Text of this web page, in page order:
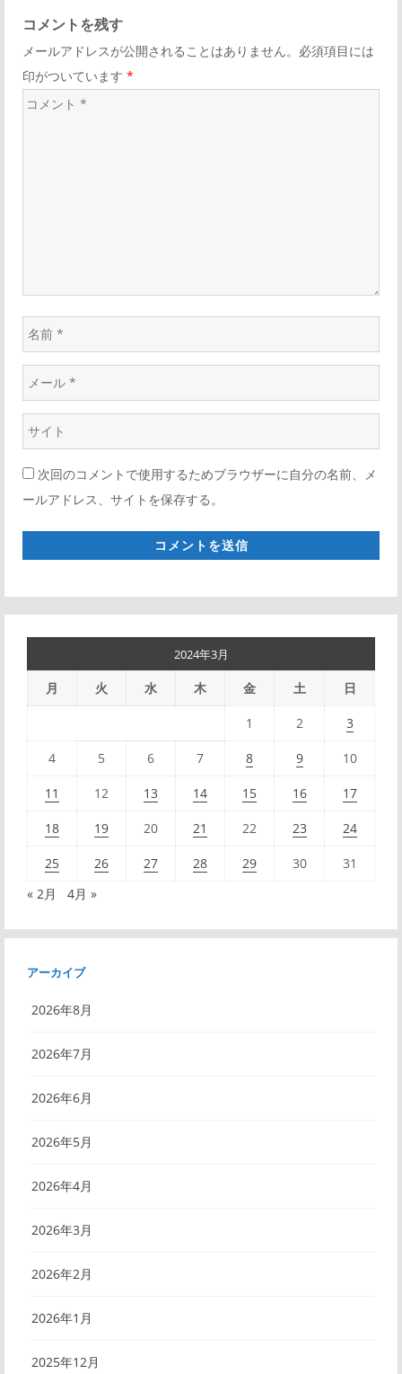
ゲ
ー
コメントを残す
メールアドレスが公開されることはありません。必須項目には
印がついています *
コ
名
前
ー
ル
*
ウ
ェ
ブ
サ
次回のコメントで使用するためブラウザーに自分の名前、メ
ールアドレス、サイトを保存する。
2024年3月
月 火 水 木 金 土 日
1 2 3
4 5 6 7 8 9 10
11 12 13 14 15 16 17
18 19 20 21 22 23 24
25 26 27 28 29 30
31
« 2月
4月 »
アーカイブ
2026年8月
2026年7月
2026年6月
2026年5月
2026年4月
2026年3月
2026年2月
2026年1月
2025年12月